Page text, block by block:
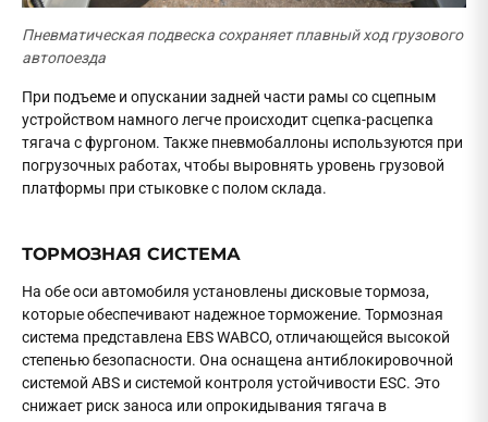
Пневматическая подвеска сохраняет плавный ход грузового
автопоезда
При подъеме и опускании задней части рамы со сцепным
устройством намного легче происходит сцепка-расцепка
тягача с фургоном. Также пневмобаллоны используются при
погрузочных работах, чтобы выровнять уровень грузовой
платформы при стыковке с полом склада.
ТОРМОЗНАЯ СИСТЕМА
На обе оси автомобиля установлены дисковые тормоза,
которые обеспечивают надежное торможение. Тормозная
система представлена EBS WABCO, отличающейся высокой
степенью безопасности. Она оснащена антиблокировочной
системой ABS и системой контроля устойчивости ESC. Это
снижает риск заноса или опрокидывания тягача в